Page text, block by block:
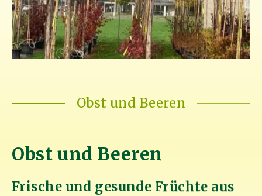
Obst und Beeren
Obst und Beeren
Frische und gesunde Früchte aus